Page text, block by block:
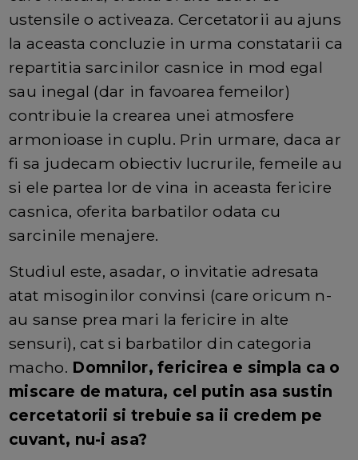
ustensile o activeaza. Cercetatorii au ajuns
la aceasta concluzie in urma constatarii ca
repartitia sarcinilor casnice in mod egal
sau inegal (dar in favoarea femeilor)
contribuie la crearea unei atmosfere
armonioase in cuplu. Prin urmare, daca ar
fi sa judecam obiectiv lucrurile, femeile au
si ele partea lor de vina in aceasta fericire
casnica, oferita barbatilor odata cu
sarcinile menajere.
Studiul este, asadar, o invitatie adresata
atat misoginilor convinsi (care oricum n-
au sanse prea mari la fericire in alte
sensuri), cat si barbatilor din categoria
macho. Domnilor, fericirea e simpla ca o
miscare de matura, cel putin asa sustin
cercetatorii si trebuie sa ii credem pe
cuvant, nu-i asa?